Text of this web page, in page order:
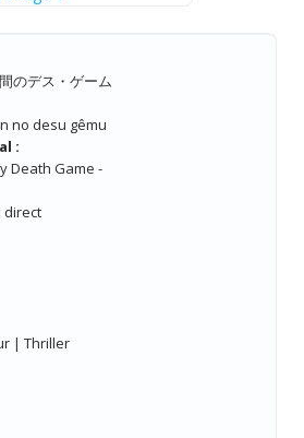
のデス・ゲーム
no desu gêmu
:
Death Game -
direct
| Thriller